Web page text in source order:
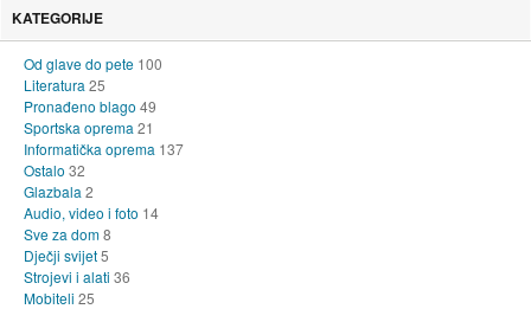
potrebama. Posjetite nas danas za transakcije bez muke. Naša
za njihove artikle.
Bilo da vam je potreban brzi zajam ili tražite izvrsnu ponudu
unikatnih predmeta, naše iskusno osoblje je tu da vam pomogne.
Ponosimo se svojim poštenjem, integritetom i predanošću
zadovoljstvu kupaca. Posjetite nas danas i vidite što vam možemo
ponuditi.
KATEGORIJE
Od glave do pete 100
Literatura 25
Pronađeno blago 49
Sportska oprema 21
Informatička oprema 137
Ostalo 32
Glazbala 2
Audio, video i foto 14
Sve za dom8
Dječji svijet5
Strojevi i alati 36
Mobiteli 25